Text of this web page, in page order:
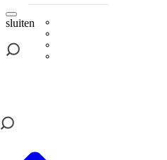
sluiten